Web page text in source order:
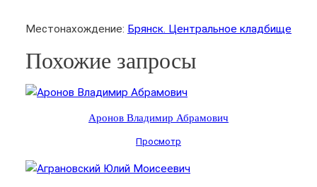
Местонахождение: Брянск. Центральное кладбище
Похожие запросы
Аронов Владимир Абрамович
Просмотр